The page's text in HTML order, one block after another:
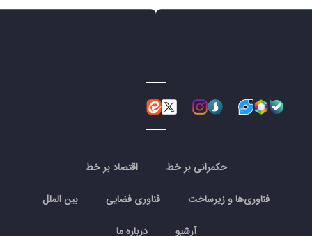
حکمرانی بر خط اقتصاد بر خط
فناوری‌ها و زیرساخت فناوری فضایی بین الملل
آرشیو درباره ما